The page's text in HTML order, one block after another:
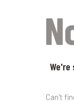
Can't